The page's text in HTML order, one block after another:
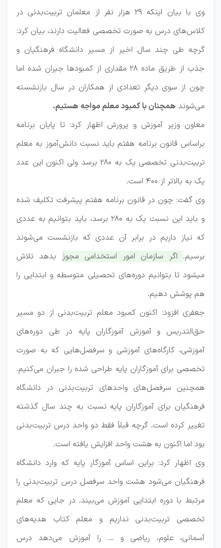
وی با بیان اینکه ۲۹ هزار نفر از معلمان تربیت‌بدنی در
کلاس‌های درس به صورت تخصصی فعالیت دارند، بیان کرد:
گرچه طی چند سال اخیر از مسیر دانشگاه فرهنگیان و
جذب از طریق ماده ۲۸ مقداری از کمبودها جبران شده اما
چون از سوی دیگر تعدادی از همکاران در سال بازنشسته
می‌شوند همچنان با کمبود معلم مواجه هستیم.
معاون وزیر آموزش و پرورش اظهار کرد: تا پایان برنامه
براساس قانون برنامه هفتم باید نسبت دانش‌آموز به معلم
تربیت‌بدنی تخصصی یک به ۲۸۰ برسد ولی اکنون این عدد
یک به بالاتر از ۴۰۰ است.
وی گفت: چون در قانون برنامه هفتم پیشرفت تکلیف شده
و باید این نسبت یک به ۲۸۰ برسد، باید بتوانیم به عددی
که نیاز داریم در برابر آن عددی که بازنشست می‌شوند
برسیم. اگر سازمان امور استخدامی مجوز بدهد تلاش
می‎شود تا بتوانیم دوره‌های تحصیلی متوسطه و ابتدایی را
هم پوشش دهیم.
جعفری افزود: اکنون کمبود معلم تربیت‌بدنی از دو مسیر
حق‌التدریس و آموزش آموزگاران پایه در طی دوره‌های
آموزشی، کارگاه‌های آموزشی و سرفصل‌هایی که به صورت
تخصصی برای آموزگاران پایه طراحی شده را جبران می‌کنیم.
همچنین سرفصل‌های واحدهای تربیت‌بدنی در دانشگاه
فرهنگیان برای آموزگاران پایه نسبت به چند سال گذشته
تغییر کرده است. گرچه قبلاً فقط دو واحد درس تربیت‌بدنی
بود اما اکنون به هشت واحد افزایش یافته است.
وی اظهار کرد: براین اساس آموزگار پایه که وارد دانشگاه
فرهنگیان می‌شود هشت واحد سرفصل درس تربیت‌بدنی را
مرتبط با دوره ابتدایی آموزش می‌بیند. در جایی که معلم
تخصصی تربیت‌بدنی نداریم و معلم کتاب هدیه‌های
آسمانی، علوم، ریاضی و ... را آموزش می‌دهد درس